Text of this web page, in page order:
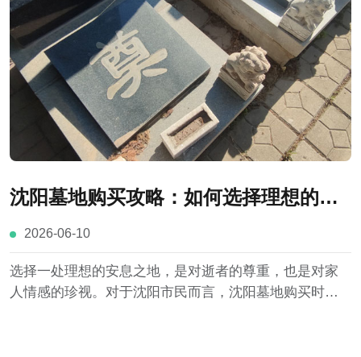
沈阳墓地购买攻略：如何选择理想的安
息之地
2026-06-10
选择一处理想的安息之地，是对逝者的尊重，也是对家
人情感的珍视。对于沈阳市民而言，沈阳墓地购买时应